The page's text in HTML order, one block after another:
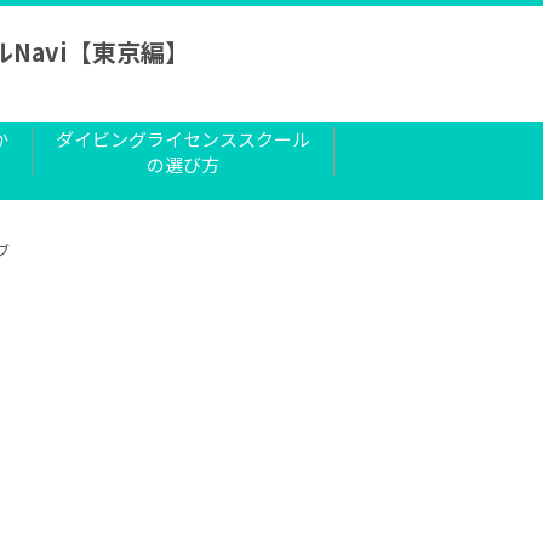
【東京編】
ダイビングライセンススクール
の選び方